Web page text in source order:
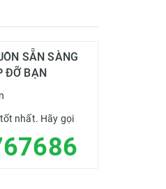
SẴN SÀNG
ĐỠ BẠN
nhất. Hãy gọi